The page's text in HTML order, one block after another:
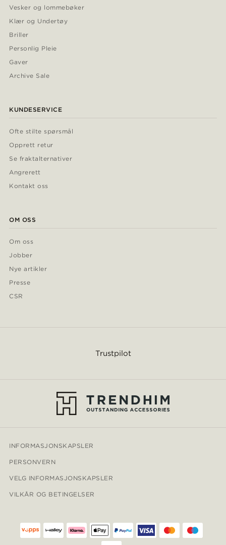
Vesker og lommebøker
Klær og Undertøy
Briller
Personlig Pleie
Gaver
Archive Sale
KUNDESERVICE
Ofte stilte spørsmål
Opprett retur
Se fraktalternativer
Angrerett
Kontakt oss
OM OSS
Om oss
Jobber
Nye artikler
Presse
CSR
Trustpilot
INFORMASJONSKAPSLER
PERSONVERN
VELG INFORMASJONSKAPSLER
VILKÅR OG BETINGELSER